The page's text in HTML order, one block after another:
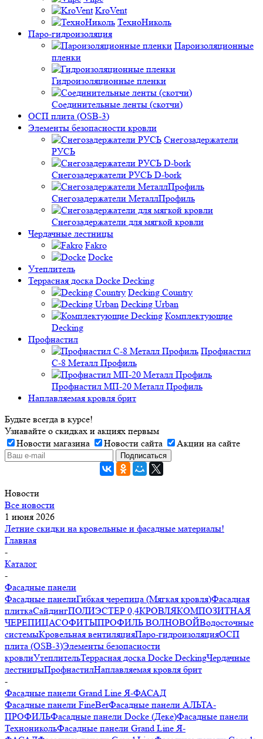
KroVent
ТехноНиколь
Паро-гидроизоляция
Пароизоляционные
пленки
Гидроизоляционные пленки
Соединительные ленты (скотчи)
ОСП плита (OSB-3)
Элементы безопасности кровли
Снегозадержатели
РУСЬ
Снегозадержатели РУСЬ D-bork
Снегозадержатели МеталлПрофиль
Снегозадержатели для мягкой кровли
Чердачные лестницы
Fakro
Docke
Утеплитель
Террасная доска Docke Decking
Decking Country
Decking Urban
Комплектующие
Decking
Профнастил
Профнастил
C-8 Металл Профиль
Профнастил МП-20 Металл Профиль
Наплавляемая кровля брит
Будьте всегда в курсе!
Узнавайте о скидках и акциях первым
Новости магазина
Новости сайта Акции на сайте
Новости
Все новости
1 июня 2026
Летние скидки на кровельные и фасадные материалы!
Главная
-
Каталог
-
Фасадные панели
Фасадные панелиГибкая черепица (Мягкая кровля)Фасадная
плиткаСайдингПОЛИЭСТЕР 0,4КРОВЛЯКОМПОЗИТНАЯ
ЧЕРЕПИЦАСОФИТЫПРОФИЛЬ ВОЛНОВОЙВодосточные
системыКровельная вентиляцияПаро-гидроизоляцияОСП
плита (OSB-3)Элементы безопасности
кровлиУтеплительТеррасная доска Docke DeckingЧердачные
лестницыПрофнастилНаплавляемая кровля брит
-
Фасадные панели Grand Line Я-ФАСАД
Фасадные панели FineBerФасадные панели АЛЬТА-
ПРОФИЛЬФасадные панели Docke (Деке)Фасадные панели
ТехноникольФасадные панели Grand Line Я-